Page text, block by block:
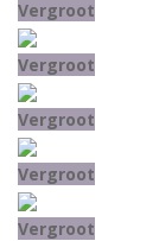
Vergroot
Vergroot
Vergroot
Vergroot
Vergroot